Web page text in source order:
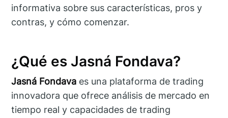
informativa sobre sus características, pros y
contras, y cómo comenzar.
¿Qué es Jasná Fondava?
Jasná Fondava es una plataforma de trading
innovadora que ofrece análisis de mercado en
tiempo real y capacidades de trading